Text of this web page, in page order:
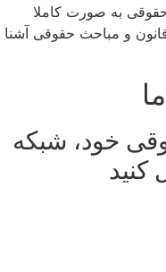
حقوقی به صورت کاملا
قانون و مباحث حقوقی آشنا
خود، شبکه
کنید